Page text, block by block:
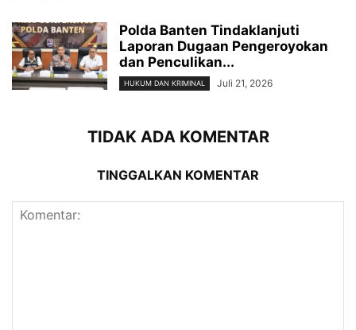
Polda Banten Tindaklanjuti
Laporan Dugaan Pengeroyokan
dan Penculikan...
HUKUM DAN KRIMINAL Juli 21, 2026
TIDAK ADA KOMENTAR
TINGGALKAN KOMENTAR